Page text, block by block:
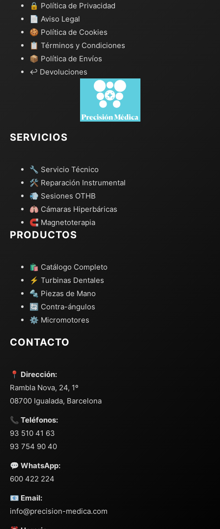
🔒 Política de Privacidad
📄 Aviso Legal
🍪 Política de Cookies
📋 Términos y Condiciones
📦 Política de Envíos
↩️ Devoluciones
SERVICIOS
🔧 Servicio Técnico
🛠️ Reparación Instrumental
💨 Sesiones OTHB
🫁 Cámaras Hiperbáricas
🧲 Magnetoterapia
PRODUCTOS
🛍️ Catálogo Completo
⚡ Turbinas Dentales
🔩 Piezas de Mano
🔄 Contra-ángulos
⚙️ Micromotores
CONTACTO
📍 Dirección:
Rambla Nova, 24, 1º
08700 Igualada, Barcelona
📞 Teléfonos:
93 510 41 63
93 754 90 40
💬 WhatsApp:
600 422 224
📧 Email:
info@precision-medica.com